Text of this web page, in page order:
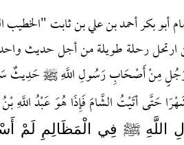
ارتحل رحلة طويلة من أجل حديث
مِنْ أَصْحَابِ رَسُولِ اللَّهِ ﷺ حَدِيثٌ
حَتَّى أتَيْتُ الشَّامَ فَإِذَا هُوَ عَبْدُ اللَّهِ
اللَّهِﷺ فِي الْمَظَالِمِ لَمْ